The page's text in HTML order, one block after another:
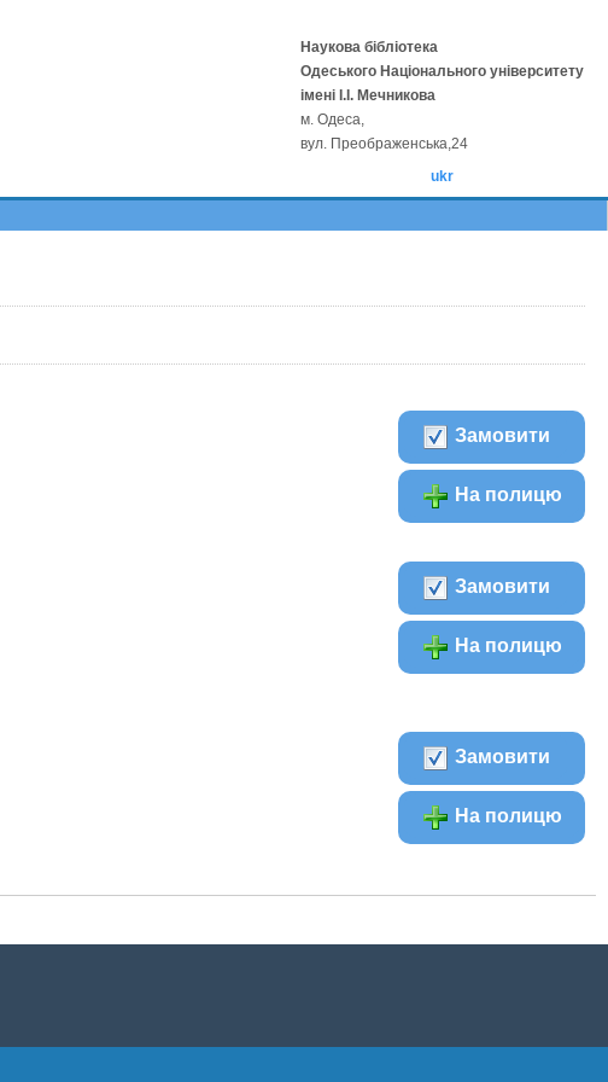
Наукова бібліотека
Одеського Національного університету
імені І.І. Мечникова
м. Одеса,
вул. Преображенська,24
ukr
Замовити
На полицю
Замовити
На полицю
Замовити
На полицю